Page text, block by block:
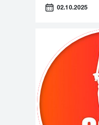
оборудование
02.10.2025